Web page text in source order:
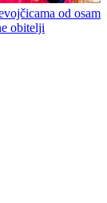
od osam
obitelji